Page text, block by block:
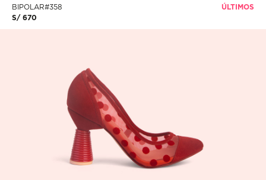
BIPOLAR#358
S/ 670
ÚLTIMOS